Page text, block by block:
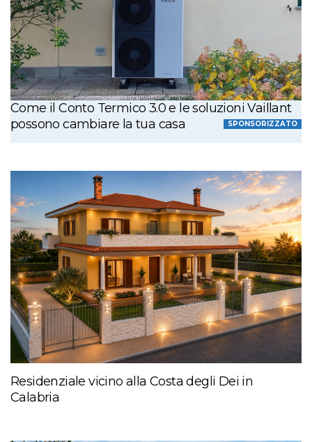
Come il Conto Termico 3.0 e le soluzioni Vaillant
possono cambiare la tua casa
SPONSORIZZATO
Residenziale vicino alla Costa degli Dei in
Calabria